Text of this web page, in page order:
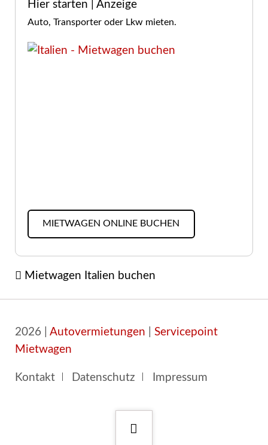
Hier starten | Anzeige
Auto, Transporter oder Lkw mieten.
MIETWAGEN ONLINE BUCHEN
Mietwagen Italien buchen
2026 | Autovermietungen
Servicepoint
Mietwagen
Navigation
Kontakt Datenschutz Impressum